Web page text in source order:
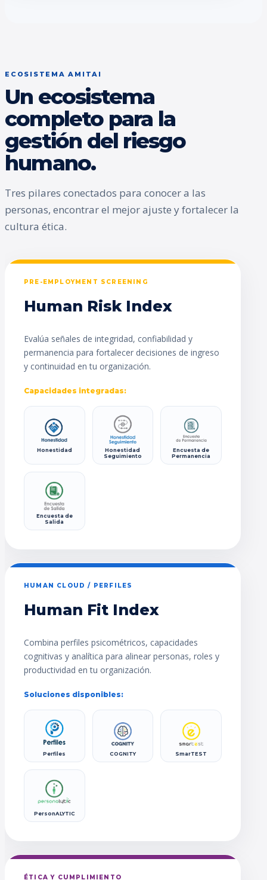
ECOSISTEMA AMITAI
Un ecosistema
completo para la
gestión del riesgo
humano.
Tres pilares conectados para conocer a las
personas, encontrar el mejor ajuste y fortalecer la
cultura ética.
PRE-EMPLOYMENT SCREENING
Human Risk Index
Evalúa señales de integridad, confiabilidad y
permanencia para fortalecer decisiones de ingreso
y continuidad en tu organización.
Capacidades integradas:
Honestidad
Honestidad
Seguimiento
Encuesta de
Permanencia
Encuesta de
Salida
HUMAN CLOUD / PERFILES
Human Fit Index
Combina perfiles psicométricos, capacidades
cognitivas y analítica para alinear personas, roles y
productividad en tu organización.
Soluciones disponibles:
Perfiles COGNITY SmarTEST
PersonALYTIC
ÉTICA Y CUMPLIMIENTO